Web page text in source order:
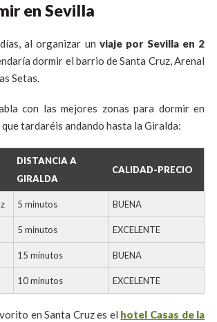
en Sevilla
al organizar un viaje por Sevilla en 2
dormir el barrio de Santa Cruz, Arenal
Setas.
con las mejores zonas para dormir en
tardaréis andando hasta la Giralda:
DISTANCIA A
GIRALDA
CALIDAD-PRECIO
5 minutos BUENA
5 minutos EXCELENTE
15 minutos BUENA
10 minutos EXCELENTE
en Santa Cruz es el hotel Casas de la